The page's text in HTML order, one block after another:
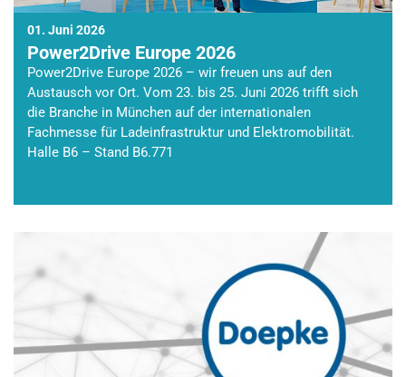
01. Juni 2026
Power2Drive Europe 2026
Power2Drive Europe 2026 – wir freuen uns auf den
Austausch vor Ort. Vom 23. bis 25. Juni 2026 trifft sich
die Branche in München auf der internationalen
Fachmesse für Ladeinfrastruktur und Elektromobilität.
Halle B6 – Stand B6.771